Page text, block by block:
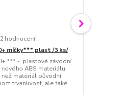
2 hodnocení
míčky*** plast /3 ks/
*** - plastové závodní
nového ABS materiálu,
materiál původní.
trvanlivost, ale také